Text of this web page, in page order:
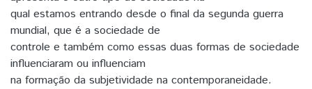
qual estamos entrando desde o final da segunda guerra
mundial, que é a sociedade de
controle e também como essas duas formas de sociedade
influenciaram ou influenciam
na formação da subjetividade na contemporaneidade.